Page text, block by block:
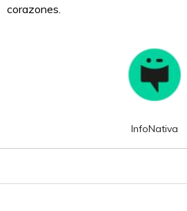
corazones.
InfoNativa